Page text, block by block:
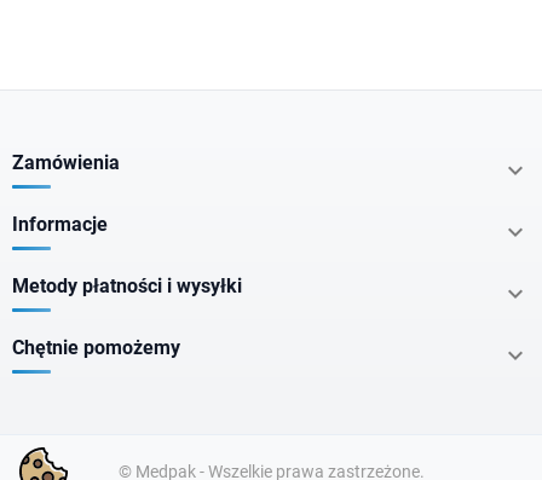
Zamówienia 
Informacje 
Metody płatności i wysyłki 
Chętnie pomożemy 
© Medpak - Wszelkie prawa zastrzeżone.